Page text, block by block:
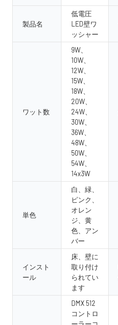
製品名
低電圧
LED壁ワ
ッシャー
ワット数
9W、
10W、
12W、
15W、
18W、
20W、
24W、
30W、
36W、
48W、
50W、
54W、
14x3W
単色
白、緑、
ピンク、
オレン
ジ、黄
色、アン
バー
インスト
ール
床、壁に
取り付け
られてい
ます
DMX 512
コントロ